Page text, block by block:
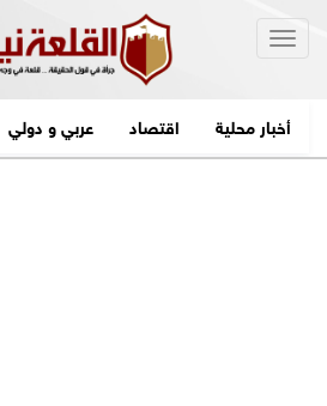
أخبار محلية اقتصاد عربي و دولي